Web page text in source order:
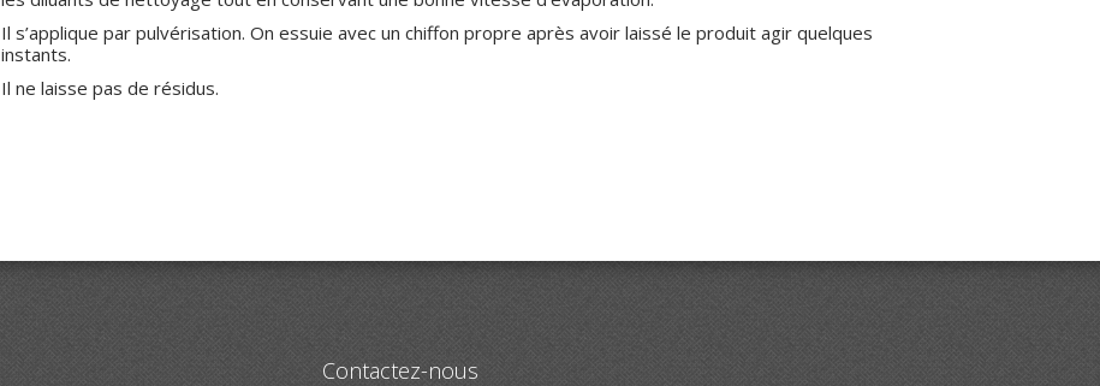
MATÉRIELS ET PRODUITS ASSOCIÉS
Il s’applique par pulvérisation. On essuie avec un chiffon propre après avoir laissé le produit agir quelques
instants.
Il ne laisse pas de résidus.
Contactez-nous